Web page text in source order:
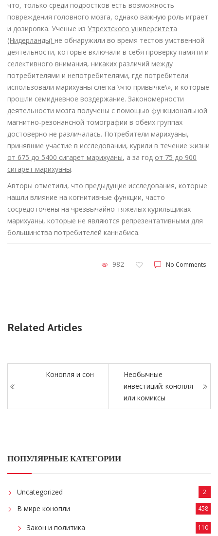
что, только среди подростков есть возможность
повреждения головного мозга, однако важную роль играет
и дозировка. Ученые из Утрехтского университета
(Нидерланды) не обнаружили во время тестов умственной
деятельности, которые включали в себя проверку памяти и
селективного внимания, никаких различий между
потребителями и непотребителями, где потребители
использовали марихуаны слегка \»по привычке\», и которые
прошли семидневное воздержание. Закономерности
деятельности мозга получены с помощью функциональной
магнитно-резонансной томографии в обеих группах
достоверно не различалась. Потребители марихуаны,
принявшие участие в исследовании, курили в течение жизни
от 675 до 5400 сигарет марихуаны, а за год от 75 до 900
сигарет марихуаны.
Авторы отметили, что предыдущие исследования, которые
нашли влияние на когнитивные функции, часто
сосредоточены на чрезвычайно тяжелых курильщиках
марихуаны, которые не являются репрезентативными для
большинства потребителей каннабиса.
982 No Comments
Related Articles
Конопля и сон
Необычные
инвестиций: конопля
или комиксы
ПОПУЛЯРНЫЕ КАТЕГОРИИ
Uncategorized 2
В мире конопли 458
Закон и политика 110